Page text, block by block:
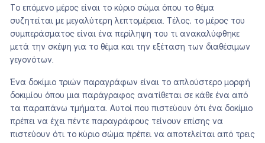
Το επόμενο μέρος είναι το κύριο σώμα όπου το θέμα
συζητείται με μεγαλύτερη λεπτομέρεια. Τέλος, το μέρος του
συμπεράσματος είναι ένα περίληψη του τι ανακαλύφθηκε
μετά την σκέψη για το θέμα και την εξέταση των διαθέσιμων
γεγονότων.
Ένα δοκίμιο τριών παραγράφων είναι το απλούστερο μορφή
δοκιμίου όπου μια παράγραφος ανατίθεται σε κάθε ένα από
τα παραπάνω τμήματα. Αυτοί που πιστεύουν ότι ένα δοκίμιο
πρέπει να έχει πέντε παραγράφους τείνουν επίσης να
πιστεύουν ότι το κύριο σώμα πρέπει να αποτελείται από τρεις